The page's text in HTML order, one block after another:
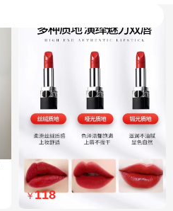
Dior迪奥全新烈艳蓝金口红品
牌授权经典藤格纹饰带丝绒质
地999色号传奇红唇哑光 哑光
￥118